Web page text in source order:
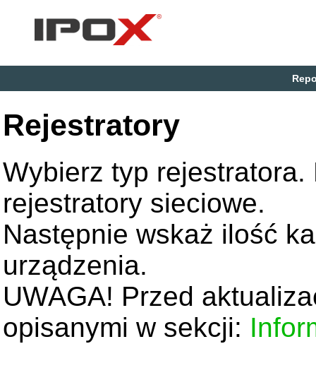
Rejestratory
Wybierz typ
rejestratory sieciowe.
Następnie wskaż ilość
urządzenia.
UWAGA! Przed
opisanymi w sekcji: